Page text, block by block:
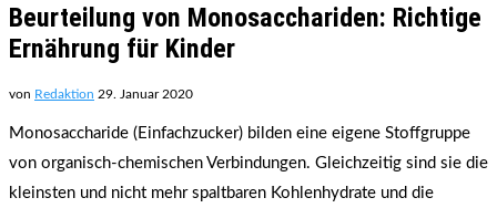
Beurteilung von Monosacchariden: Richtige
Ernährung für Kinder
von Redaktion 29. Januar 2020
Monosaccharide (Einfachzucker) bilden eine eigene Stoffgruppe
von organisch-chemischen Verbindungen. Gleichzeitig sind sie die
kleinsten und nicht mehr spaltbaren Kohlenhydrate und die